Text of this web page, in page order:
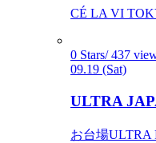
CÉ LA VI
0 Stars/ 437
09.19 (Sat)
ULTRA
お台場ULTRA